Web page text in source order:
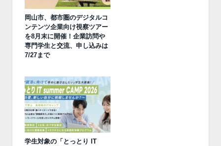
岡山市、都市圏のデジタルコ
ンテンツ企業向け視察ツアー
を8月末に開催！企業訪問や
専門学生と交流、申し込みは
7/27まで
学生対象の「とっとり IT